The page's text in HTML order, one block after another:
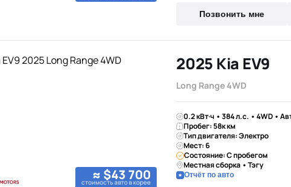
Позвонить мне
≈ $43 700
стоимость авто в корее
2025 Kia EV9
Long Range 4WD
0.2 кВт·ч • 384 л.с. • 4WD •
Пробег: 58к км
Тип двигателя: Электро
Мест: 6
Состояние: С пробегом
Местная сборка • Тэгу
Отчёт по авто